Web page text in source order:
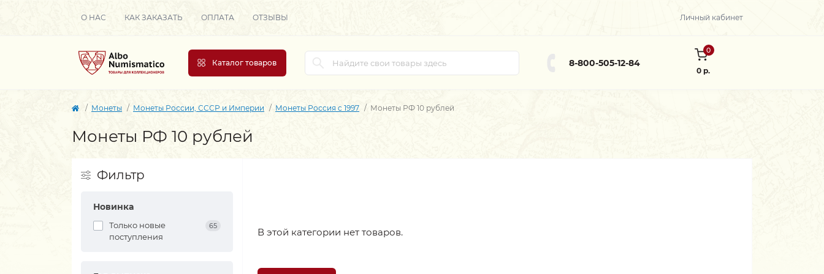
О НАС КАК ЗАКАЗАТЬ ОПЛАТА ОТЗЫВЫ Личный кабинет
Каталог товаров 8-800-505-12-84
0
0 р.
Монеты Монеты России, СССР и Империи Монеты Россия c 1997 Монеты РФ 10 рублей
Монеты РФ 10 рублей
Фильтр
Новинка
Только новые
поступления
65
В этой категории нет товаров.